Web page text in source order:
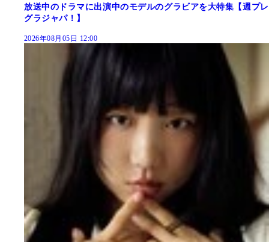
放送中のドラマに出演中のモデルのグラビアを大特集【週プレ
グラジャパ！】
2026年08月05日 12:00